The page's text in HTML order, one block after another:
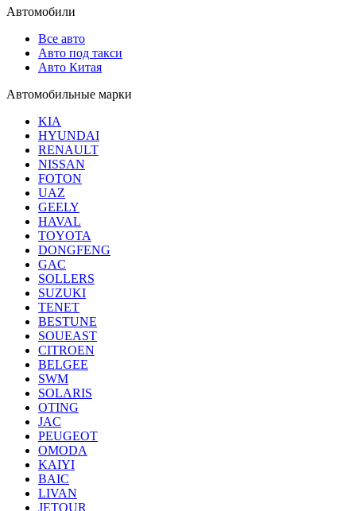
Автомобили
Все авто
Авто под такси
Авто Китая
Автомобильные марки
KIA
HYUNDAI
RENAULT
NISSAN
FOTON
UAZ
GEELY
HAVAL
TOYOTA
DONGFENG
GAC
SOLLERS
SUZUKI
TENET
BESTUNE
SOUEAST
CITROEN
BELGEE
SWM
SOLARIS
OTING
JAC
PEUGEOT
OMODA
KAIYI
BAIC
LIVAN
JETOUR